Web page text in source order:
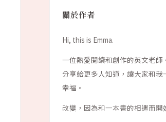
關於作者
Hi, this is Emma.
一位熱愛閱讀和創作的英文老師
分享給更多人知道，讓大家和我
幸福。
改變，因為和一本書的相遇而開